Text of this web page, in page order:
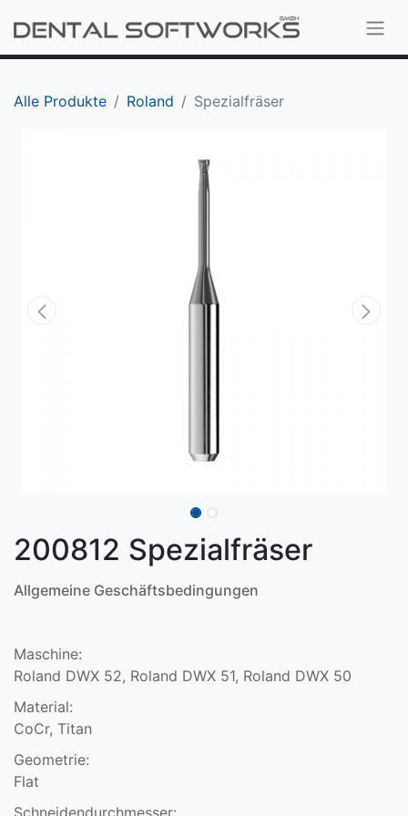
Alle Produkte Roland Spezialfräser
200812 Spezialfräser
Allgemeine Geschäftsbedingungen
Maschine:
Roland DWX 52, Roland DWX 51, Roland DWX 50
Material:
CoCr, Titan
Geometrie:
Flat
Schneidendurchmesser: